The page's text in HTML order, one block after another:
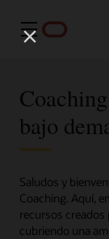
Menú
bajo
Saludos y
Coaching. Aquí,
recursos creados
cubriendo una